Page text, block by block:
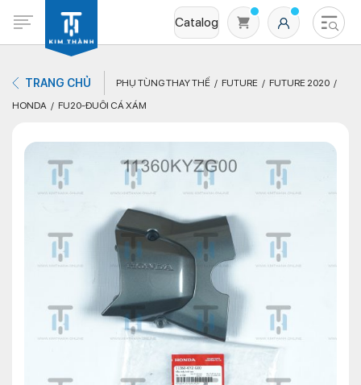
Catalog
Không có sản phẩm nào trong giỏ hàng
TRANG CHỦ PHỤ TÙNG THAY THẾ FUTURE
FUTURE 2020
HONDA
FU20-ĐUÔI CÁ XÁM